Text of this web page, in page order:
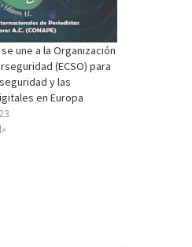
se une a la Organización
(ECSO) para
y las
en Europa